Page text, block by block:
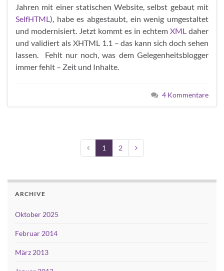
Jahren mit einer statischen Website, selbst gebaut mit
SelfHTML), habe es abgestaubt, ein wenig umgestaltet
und modernisiert. Jetzt kommt es in echtem XML daher
und validiert als XHTML1.1 – das kann sich doch sehen
lassen. Fehlt nur noch, was dem Gelegenheitsblogger
immer fehlt – Zeit und Inhalte.
4 Kommentare
1 2
ARCHIVE
Oktober 2025
Februar 2014
März 2013